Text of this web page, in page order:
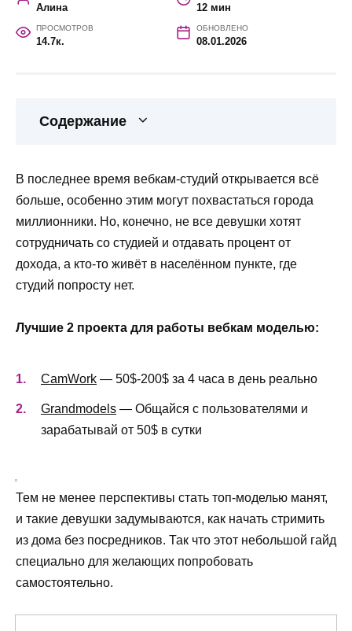
Алина 12 мин
ПРОСМОТРОВ
14.7к.
ОБНОВЛЕНО
08.01.2026
Содержание
В последнее время вебкам-студий открывается всё
больше, особенно этим могут похвастаться города
миллионники. Но, конечно, не все девушки хотят
сотрудничать со студией и отдавать процент от
дохода, а кто-то живёт в населённом пункте, где
студий попросту нет.
Лучшие 2 проекта для работы вебкам моделью:
CamWork — 50$-200$ за 4 часа в день реально
Grandmodels — Общайся с пользователями и
зарабатывай от 50$ в сутки
Тем не менее перспективы стать топ-моделью манят,
и такие девушки задумываются, как начать стримить
из дома без посредников. Так что этот небольшой гайд
специально для желающих попробовать
самостоятельно.